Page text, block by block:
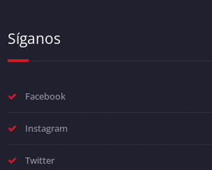
Síganos
Facebook
Instagram
Twitter